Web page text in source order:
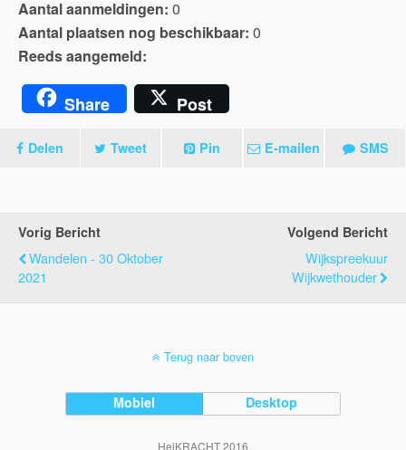
Aantal aanmeldingen: 0
Aantal plaatsen nog beschikbaar: 0
Reeds aangemeld:
Share Post
Delen Tweet Pin E-mailen SMS
Vorig Bericht
Wandelen - 30 Oktober
2021
Volgend Bericht
Wijkspreekuur
Wijkwethouder
Terug naar boven
Mobiel Desktop
HeiKRACHT 2016